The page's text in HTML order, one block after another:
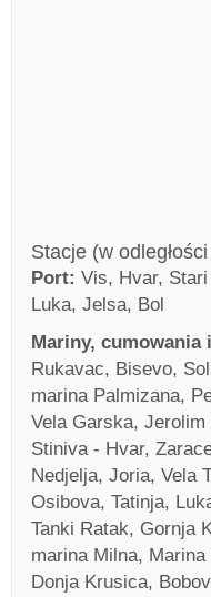
Stacje (w
Port: Vis, Hvar,
Luka, Jelsa, Bol
Mariny, cumowania
Rukavac, Bisevo,
marina Palmizana,
Vela Garska,
Stiniva - Hvar,
Nedjelja, Joria, Vela
Osibova, Tatinja,
Tanki Ratak, Gornja
marina Milna,
Donja Krusica,